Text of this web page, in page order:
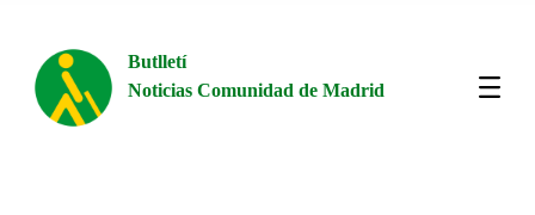
Butlletí
Noticias Comunidad de Madrid